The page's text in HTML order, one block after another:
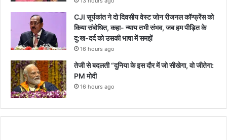
CJI सूर्यकांत ने दो दिवसीय वेस्ट जोन रीजनल कॉन्फ्रेंस को
किया संबोधित, कहा- न्याय तभी संभव, जब हम पीड़ित के
दु:ख-दर्द को उसकी भाषा में समझें
16 hours ago
तेजी से बदलती “दुनिया के इस दौर में जो सीखेगा, वो जीतेगा:
PM मोदी
16 hours ago